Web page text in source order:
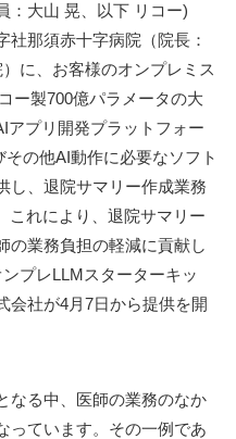
：大山 晃、以下 リコー)
社那須赤十字病院（院長：
に、お客様のオンプレミス
ー製700億パラメータの大
アプリ開発プラットフォー
の他AI動作に必要なソフト
し、退院サマリー作成業務
これにより、退院サマリー
の業務負担の軽減に貢献し
プレLLMスターターキッ
会社が4月7日から提供を開
なる中、医師の業務のなか
っています。その一例であ